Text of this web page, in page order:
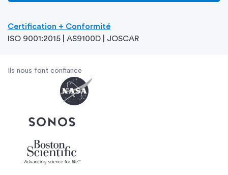
Certification + Conformité
ISO 9001:2015 | AS9100D | JOSCAR
Ils nous font confiance